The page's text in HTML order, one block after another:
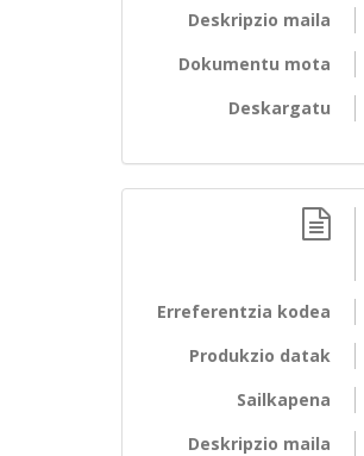
Deskripzio maila
Dokumentu mota
Deskargatu
Erreferentzia kodea
Produkzio datak
Sailkapena
Deskripzio maila